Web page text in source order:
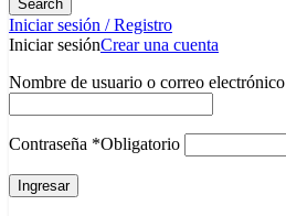
Search
Iniciar sesión / Registro
Iniciar sesiónCrear una cuenta
Nombre de usuario o correo electrónico
Contraseña *Obligatorio
Ingresar